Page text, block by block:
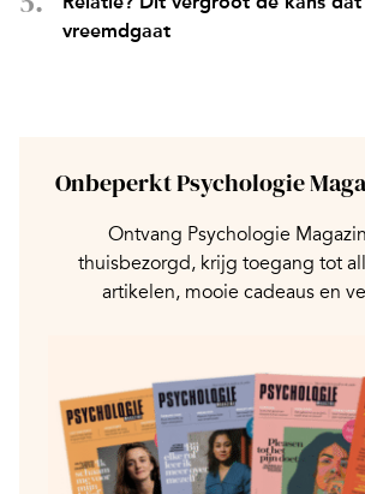
vreemdgaat
Onbeperkt Psychologie
Ontvang Psychologie
thuisbezorgd, krijg toegang tot
artikelen, mooie cadeaus en